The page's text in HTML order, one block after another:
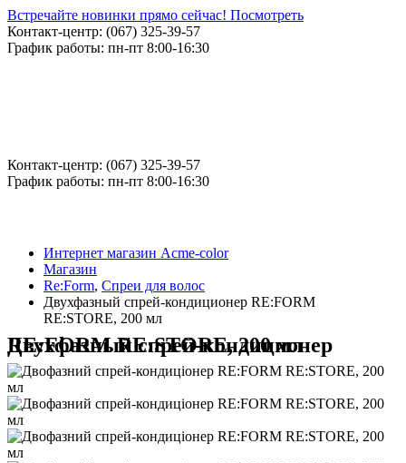
Встречайте новинки прямо сейчас! Посмотреть
Контакт-центр: (067) 325-39-57
График работы: пн-пт 8:00-16:30
Контакт-центр: (067) 325-39-57
График работы: пн-пт 8:00-16:30
Интернет магазин Acme-color
Магазин
Re:Form, Спреи для волос
Двухфазный cпрей-кондиционер RE:FORM
RE:STORE, 200 мл
Двухфазный cпрей-кондиционер RE:FORM RE:STORE, 200 мл